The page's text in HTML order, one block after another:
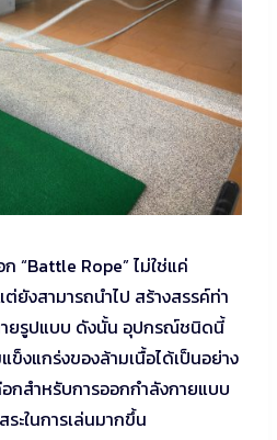
“Battle Rope” ไม่ใช่แค่
ยังสามารถนำไป สร้างสรรค์ท่า
ยรูปแบบ ดังนั้น อุปกรณ์ชนิดนี้
ข็งแกร่งของล้ามเนื้อได้เป็นอย่าง
อกสำหรับการออกกำลังกายแบบ
ะในการเล่นมากขึ้น